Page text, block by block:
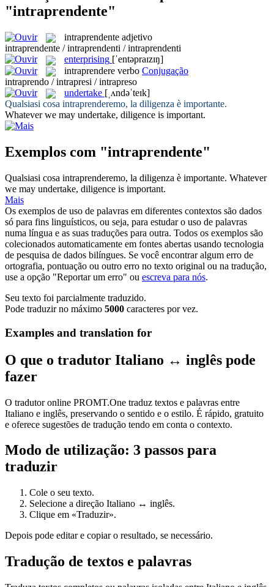
"intraprendente"
intraprendente adjetivo
intraprendente / intraprendenti / intraprendenti
enterprising [ˈentəpraɪzɪŋ]
intraprendere verbo Conjugação
intraprendo / intrapresi / intrapreso
undertake [ˌʌndəˈteɪk]
Qualsiasi cosa intraprenderemo, la diligenza è importante.
Whatever we may undertake, diligence is important.
Exemplos com "intraprendente"
Qualsiasi cosa intraprenderemo, la diligenza è importante. Whatever
we may undertake, diligence is important.
Mais
Os exemplos de uso de palavras em diferentes contextos são dados
só para fins linguísticos, ou seja, para estudar o uso de palavras
numa língua e as suas traduções para outra. Todos os exemplos são
colecionados automaticamente em fontes abertas usando tecnologia
de pesquisa de dados bilíngues. Se você encontrar algum erro de
ortografia, pontuação ou outro erro no texto original ou na tradução,
use a opção "Reportar um erro" ou escreva para nós.
Seu texto foi parcialmente traduzido.
Pode traduzir no máximo 5000 caracteres por vez.
Examples and translation for
O que o tradutor Italiano ↔ inglês pode
fazer
O tradutor online PROMT.One traduz textos e palavras entre
Italiano e inglês, preservando o sentido e o estilo. É rápido, gratuito
e oferece sugestões de tradução tendo em conta o contexto.
Modo de utilização: 3 passos para
traduzir
Cole o seu texto.
Selecione a direção Italiano ↔ inglês.
Clique em «Traduzir».
Depois pode editar e copiar o resultado, se necessário.
Tradução de textos e palavras